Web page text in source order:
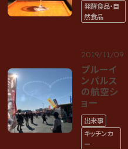
発酵食品・自
然食品
2019/11/09
ブルーイ
ンパルス
の航空シ
ョー
出来事
キッチンカ
ー